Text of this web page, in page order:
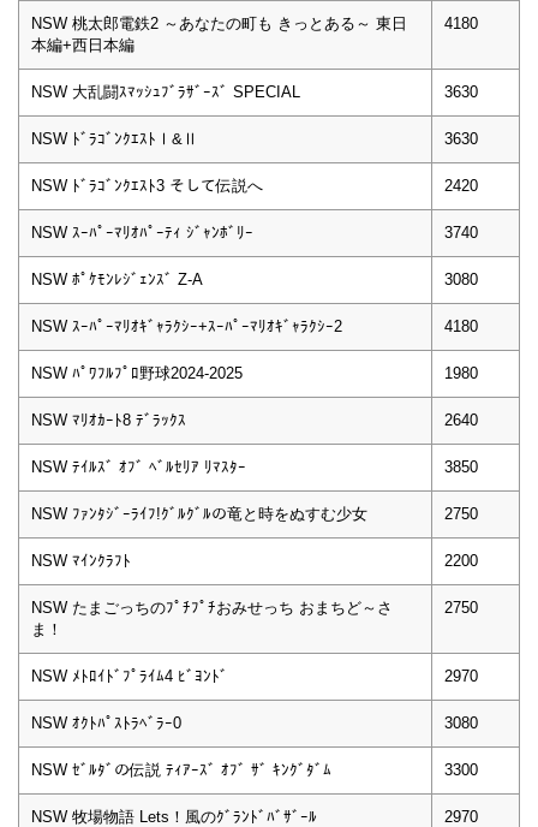
NSW 桃太郎電鉄2 ～あなたの町も きっとある～ 東日
本編+西日本編
4180
NSW 大乱闘ｽﾏｯｼｭﾌﾞﾗｻﾞｰｽﾞ SPECIAL 3630
NSW ﾄﾞﾗｺﾞﾝｸｴｽﾄⅠ&Ⅱ 3630
NSW ﾄﾞﾗｺﾞﾝｸｴｽﾄ3 そして伝説へ 2420
NSW ｽｰﾊﾟｰﾏﾘｵﾊﾟｰﾃｨ ｼﾞｬﾝﾎﾞﾘｰ 3740
NSW ﾎﾟｹﾓﾝﾚｼﾞｪﾝｽﾞ Z-A 3080
NSW ｽｰﾊﾟｰﾏﾘｵｷﾞｬﾗｸｼｰ+ｽｰﾊﾟｰﾏﾘｵｷﾞｬﾗｸｼｰ2 4180
NSW ﾊﾟﾜﾌﾙﾌﾟﾛ野球2024-2025 1980
NSW ﾏﾘｵｶｰﾄ8 ﾃﾞﾗｯｸｽ 2640
NSW ﾃｲﾙｽﾞ ｵﾌﾞ ﾍﾞﾙｾﾘｱ ﾘﾏｽﾀｰ 3850
NSW ﾌｧﾝﾀｼﾞｰﾗｲﾌ!ｸﾞﾙｸﾞﾙの竜と時をぬすむ少女 2750
NSW ﾏｲﾝｸﾗﾌﾄ 2200
NSW たまごっちのﾌﾟﾁﾌﾟﾁおみせっち おまちど～さ
ま！
2750
NSW ﾒﾄﾛｲﾄﾞﾌﾟﾗｲﾑ4 ﾋﾞﾖﾝﾄﾞ 2970
NSW ｵｸﾄﾊﾟｽﾄﾗﾍﾞﾗｰ0 3080
NSW ｾﾞﾙﾀﾞの伝説 ﾃｨｱｰｽﾞ ｵﾌﾞ ｻﾞ ｷﾝｸﾞﾀﾞﾑ 3300
NSW 牧場物語 Lets！風のｸﾞﾗﾝﾄﾞﾊﾞｻﾞｰﾙ 2970